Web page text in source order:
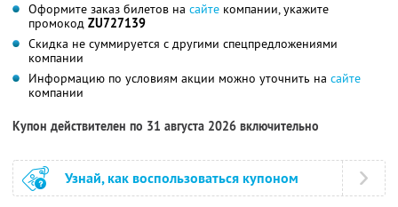
Оформите заказ билетов на сайте компании, укажите
промокод ZU727139
Скидка не суммируется с другими спецпредложениями
компании
Информацию по условиям акции можно уточнить на сайте
компании
Купон действителен по 31 августа 2026 включительно
Узнай, как воспользоваться купоном